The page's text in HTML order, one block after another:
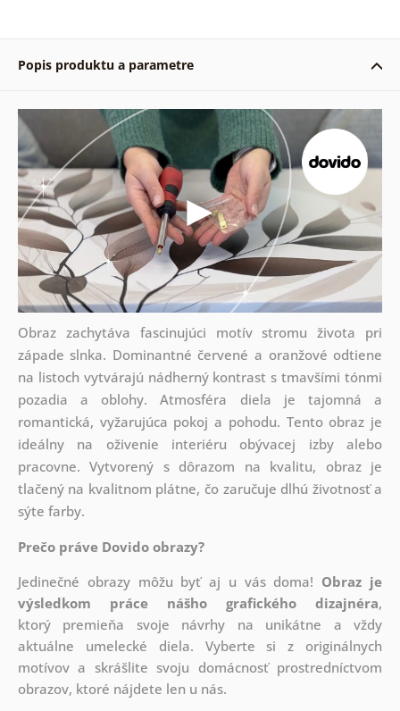
Popis produktu a parametre
Obraz zachytáva fascinujúci motív stromu života pri
západe slnka. Dominantné červené a oranžové odtiene
na listoch vytvárajú nádherný kontrast s tmavšími tónmi
pozadia a oblohy. Atmosféra diela je tajomná a
romantická, vyžarujúca pokoj a pohodu. Tento obraz je
ideálny na oživenie interiéru obývacej izby alebo
pracovne. Vytvorený s dôrazom na kvalitu, obraz je
tlačený na kvalitnom plátne, čo zaručuje dlhú životnosť a
sýte farby.
Prečo práve Dovido obrazy?
Jedinečné obrazy môžu byť aj u vás doma! Obraz je
výsledkom práce nášho grafického dizajnéra,
ktorý premieňa svoje návrhy na unikátne a vždy
aktuálne umelecké diela. Vyberte si z originálnych
motívov a skrášlite svoju domácnosť prostredníctvom
obrazov, ktoré nájdete len u nás.